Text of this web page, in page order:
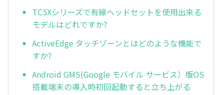
TC5Xシリーズで有線ヘッドセットを使用出来る
モデルはどれですか?
ActiveEdge タッチゾーンとはどのような機能で
すか?
Android GMS(Google モバイル サービス）版OS
搭載端末の導入時初回起動すると立ち上がる